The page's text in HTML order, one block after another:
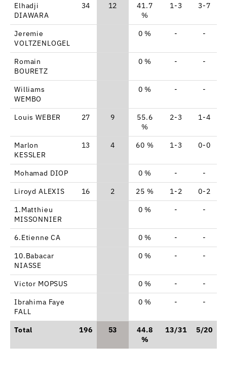
Elhadji
DIAWARA
34 12
41.7
%
1-3 3-7
Jeremie
VOLTZENLOGEL
0 % - -
Romain
BOURETZ
0 % - -
Williams
WEMBO
0 % - -
Louis WEBER 27 9
55.6
%
2-3 1-4
Marlon
KESSLER
13 4 60 % 1-3 0-0
Mohamad DIOP 0 % -
-
Liroyd ALEXIS
16 2 25 % 1-2 0-2
1.Matthieu
MISSONNIER
0 % - -
6.Etienne CA 0 % -
-
10.Babacar
NIASSE
0 % - -
Victor MOPSUS 0 % -
-
Ibrahima Faye
FALL
0 % - -
Total 196 53
44.8
%
13/31 5/20